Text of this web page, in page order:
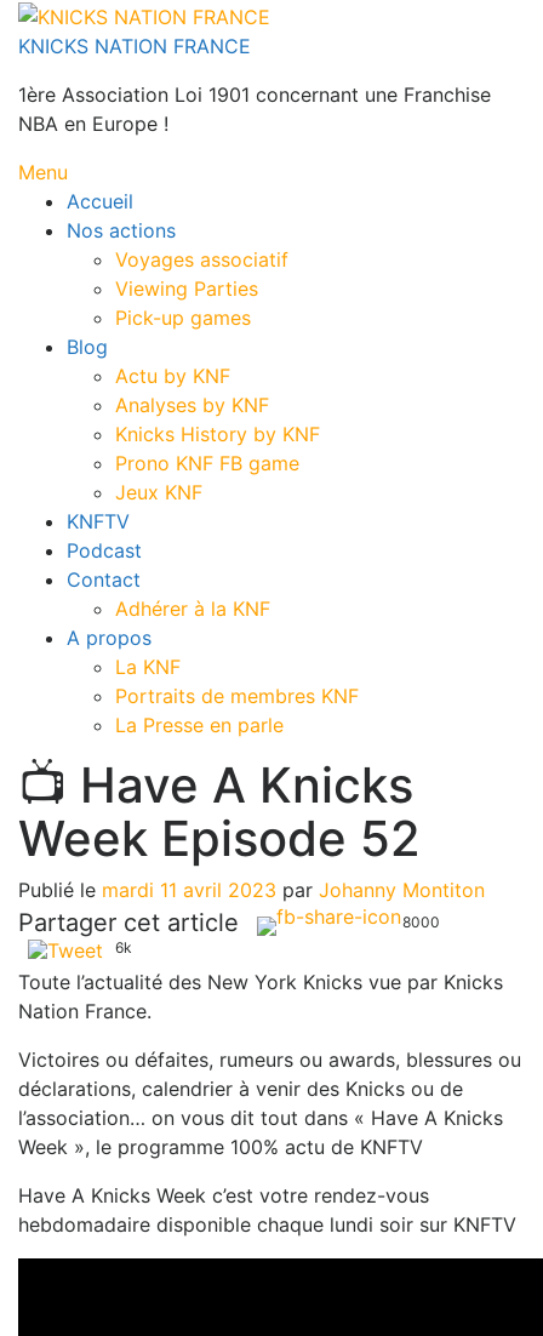
Aller
auKNICKS NATION FRANCE
1ère Association Loi 1901 concernant une Franchise
NBA en Europe !
Menu
Accueil
Nos actions
Voyages associatif
Viewing Parties
Pick-up games
Blog
Actu by KNF
Analyses by KNF
Knicks History by KNF
Prono KNF FB game
Jeux KNF
KNFTV
Podcast
Contact
Adhérer à la KNF
A propos
La KNF
Portraits de membres KNF
La Presse en parle
📺 Have A Knicks
Week Episode 52
Publié le mardi 11 avril 2023 par Johanny Montiton
Partager cet article
8000
6k
Toute l’actualité des New York Knicks vue par Knicks
Nation France.
Victoires ou défaites, rumeurs ou awards, blessures ou
déclarations, calendrier à venir des Knicks ou de
l’association… on vous dit tout dans « Have A Knicks
Week », le programme 100% actu de KNFTV
Have A Knicks Week c’est votre rendez-vous
hebdomadaire disponible chaque lundi soir sur KNFTV